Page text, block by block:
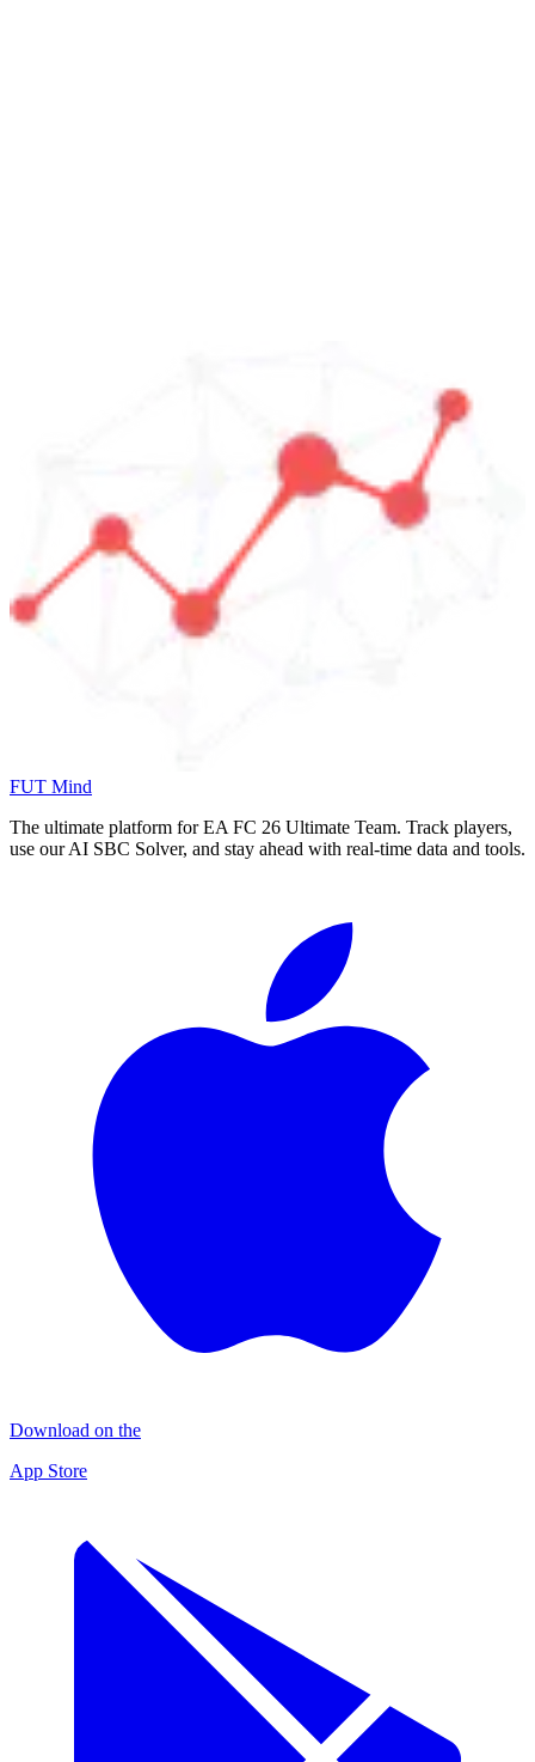
FUT Mind
The ultimate platform for EA FC 26 Ultimate Team. Track players,
use our AI SBC Solver, and stay ahead with real-time data and tools.
Download on the
App Store